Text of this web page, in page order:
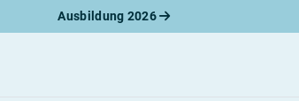
Ausbildung 2026